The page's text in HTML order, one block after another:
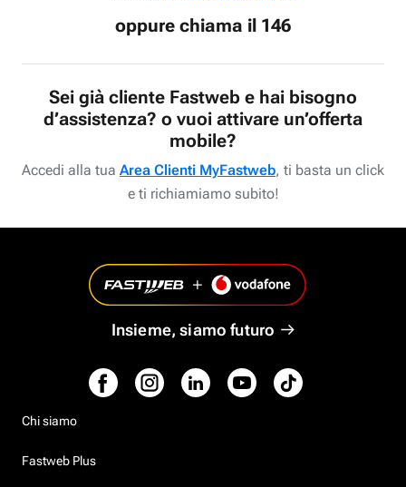
oppure chiama il 146
Sei già cliente Fastweb e hai bisogno
d’assistenza? o vuoi attivare un’offerta
mobile?
Accedi alla tua Area Clienti MyFastweb, ti basta un click
e ti richiamiamo subito!
Insieme, siamo futuro
Chi siamo
Fastweb Plus